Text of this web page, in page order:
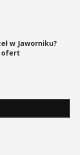
w Jaworniku?
ofert